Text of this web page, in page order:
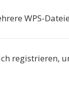
WPS-
registrieren,